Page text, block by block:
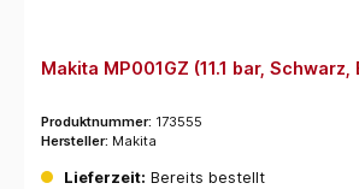
Makita MP001GZ (11.1 bar, Schwarz,
Produktnummer: 173555
Hersteller: Makita
Lieferzeit: Bereits bestellt